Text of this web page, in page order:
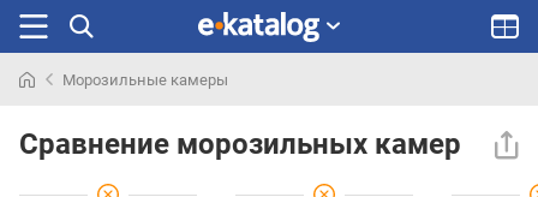
раньше
Морозильные камеры
Сравнение морозильных камер